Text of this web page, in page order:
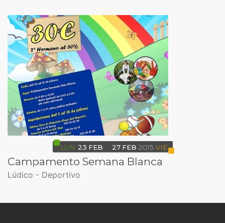
LUN 23 FEB 27 FEB 2015 VIE
Campamento Semana Blanca
Lúdico - Deportivo